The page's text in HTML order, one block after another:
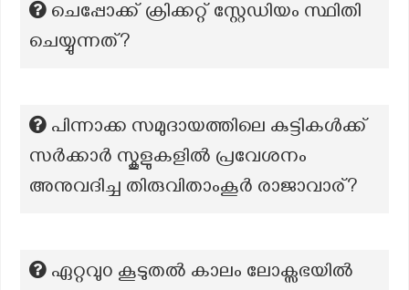
ചെപ്പോക്ക് ക്രിക്കറ്റ് സ്റ്റേഡിയം സ്ഥിതി
ചെയ്യുന്നത്?
പിന്നാക്ക സമുദായത്തിലെ കുട്ടികൾക്ക്
സർക്കാർ സ്കൂളുകളിൽ പ്രവേശനം
അനുവദിച്ച തിരുവിതാംകൂർ രാജാവാര്?
ഏറ്റവു൦ കൂടുതൽ കാലം ലോക്സഭയിൽ